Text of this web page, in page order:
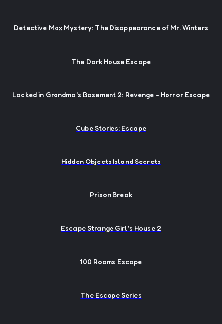
Detective Max Mystery: The Disappearance of Mr. Winters
The Dark House Escape
Locked in Grandma's Basement 2: Revenge - Horror Escape
Cube Stories: Escape
Hidden Objects Island Secrets
Prison Break
Escape Strange Girl's House 2
100 Rooms Escape
The Escape Series